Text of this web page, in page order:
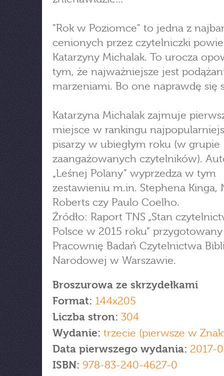
"Rok w Poziomce" to jedna z
cenionych przez czytelniczki
Katarzyny Michalak. To urocza
tym, że najważniejsze jest
marzeniami. Bo one naprawdę się
Katarzyna Michalak zajmuje
miejsce w rankingu
pisarzy w ubiegłym roku (w grupie
zaangażowanych czytelników).
„Leśnej Polany” wyprzedza w tym
zestawieniu m.in. Stephena Kinga,
Roberts czy Paulo Coelho.
Źródło: Raport TNS „Stan
Polsce w 2015 roku”
Pracownię Badań Czytelnictwa
Narodowej w Warszawie.
Broszurowa ze skrzydełkami
Format: 144x205
Liczba stron: 304
Wydanie: trzecie (pierwsze w
Data pierwszego wydania: 2017-
ISBN: 978-83-240-4627-0